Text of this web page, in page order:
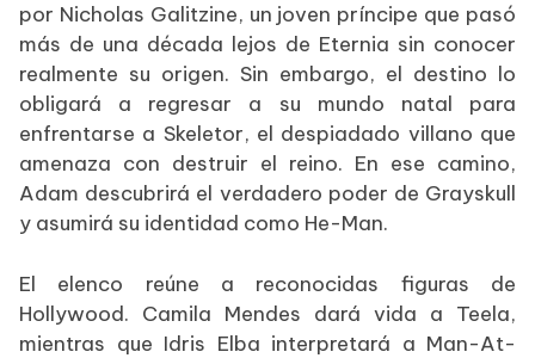
por Nicholas Galitzine, un joven príncipe que pasó
más de una década lejos de Eternia sin conocer
realmente su origen. Sin embargo, el destino lo
obligará a regresar a su mundo natal para
enfrentarse a Skeletor, el despiadado villano que
amenaza con destruir el reino. En ese camino,
Adam descubrirá el verdadero poder de Grayskull
y asumirá su identidad como He-Man.
El elenco reúne a reconocidas figuras de
Hollywood. Camila Mendes dará vida a Teela,
mientras que Idris Elba interpretará a Man-At-